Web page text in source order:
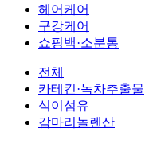
헤어케어
구강케어
쇼핑백·소분통
전체
카테킨·녹차추출물
식이섬유
감마리놀렌산